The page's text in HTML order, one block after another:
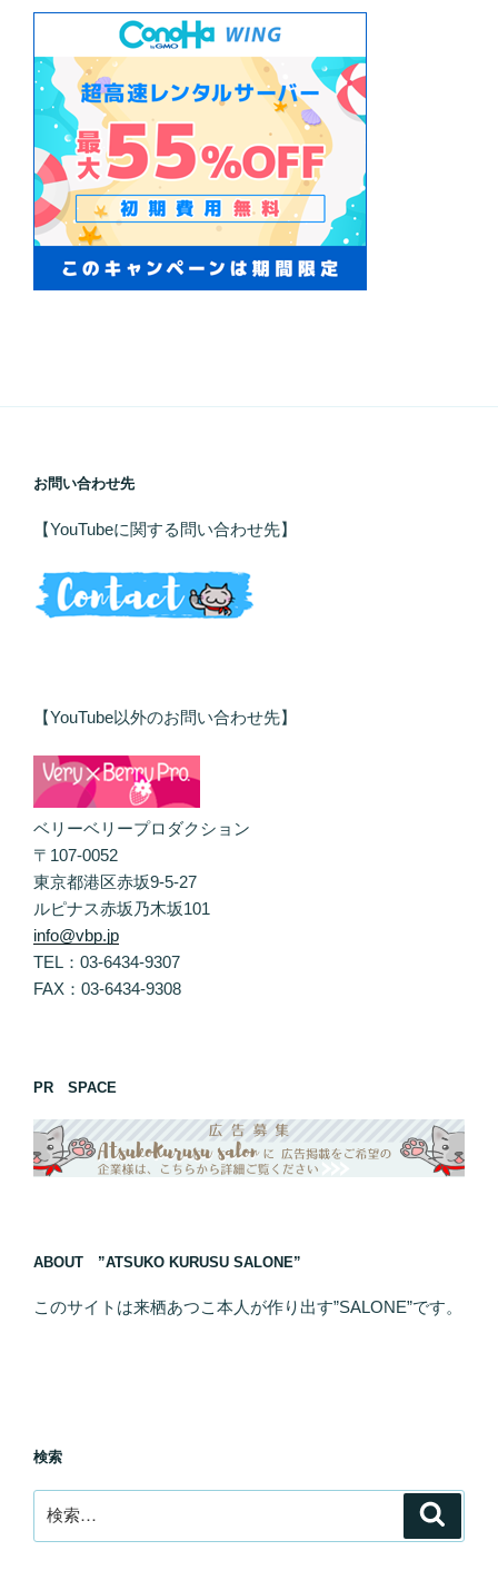
お問い合わせ先
【YouTubeに関する問い合わせ先】
【YouTube以外のお問い合わせ先】
ベリーベリープロダクション
〒107-0052
東京都港区赤坂9-5-27
ルピナス赤坂乃木坂101
info@vbp.jp
TEL：03-6434-9307
FAX：03-6434-9308
PR SPACE
ABOUT ”ATSUKO KURUSU SALONE”
このサイトは来栖あつこ本人が作り出す”SALONE”です。
検索
索: